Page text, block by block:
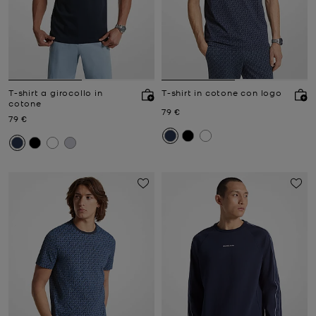
T-shirt a girocollo in
cotone
Prezzo attuale
79 €
T-shirt in cotone con logo
Prezzo attuale
79 €